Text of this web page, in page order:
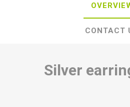
CONTACT
Silver